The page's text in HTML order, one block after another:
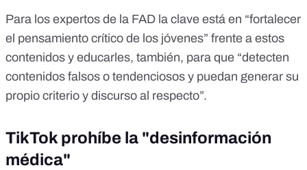
Para los expertos de la FAD la clave está en “fortalecer
el pensamiento crítico de los jóvenes” frente a estos
contenidos y educarles, también, para que “detecten
contenidos falsos o tendenciosos y puedan generar su
propio criterio y discurso al respecto”.
TikTok prohíbe la "desinformación
médica"